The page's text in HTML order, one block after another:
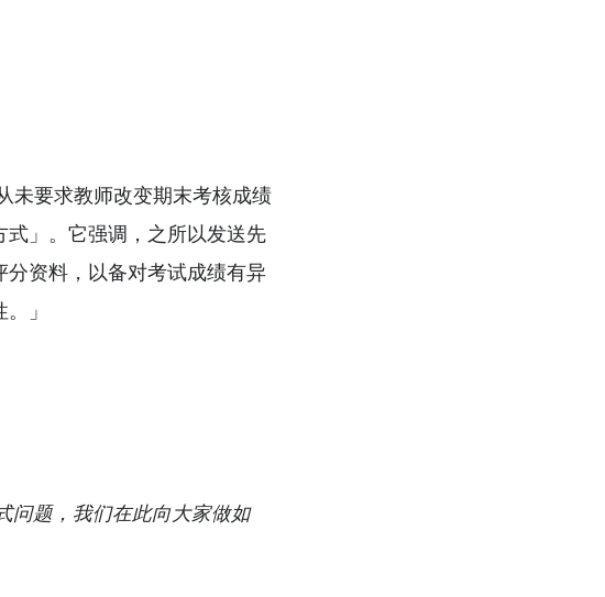
未要求教师改变期末考核成绩
」。它强调，之所以发送先
资料，以备对考试成绩有异
」
问题，我们在此向大家做如